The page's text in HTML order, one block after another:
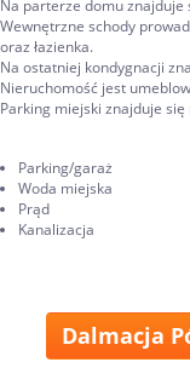
Na parterze domu
Wewnętrzne schody
oraz łazienka.
Na ostatniej kondygnacji
Nieruchomość jest
Parking miejski znajduje
Parking/garaż
Woda miejska
Prąd
Kanalizacja
Dalmacja